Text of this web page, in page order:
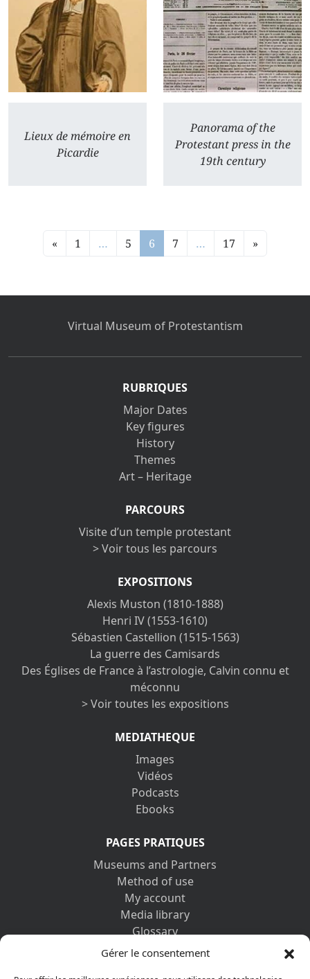
Gérer le consentement
Lieux de mémoire en
Picardie
Panorama of the
Protestant press in the
19th century
« 1 … 5 6 7 … 17 »
Virtual Museum of Protestantism
RUBRIQUES
Major Dates
Key figures
History
Themes
Art – Heritage
PARCOURS
Visite d’un temple protestant
> Voir tous les parcours
EXPOSITIONS
Alexis Muston (1810-1888)
Henri IV (1553-1610)
Sébastien Castellion (1515-1563)
La guerre des Camisards
Des Églises de France à l’astrologie, Calvin connu et
méconnu
> Voir toutes les expositions
MEDIATHEQUE
Images
Vidéos
Podcasts
Ebooks
PAGES PRATIQUES
Museums and Partners
Method of use
My account
Media library
Glossary
Contact us